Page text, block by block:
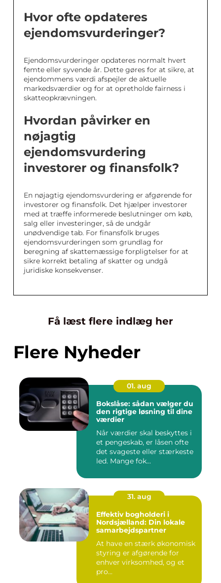
Hvor ofte opdateres
ejendomsvurderinger?
Ejendomsvurderinger opdateres normalt hvert
femte eller syvende år. Dette gøres for at sikre, at
ejendommens værdi afspejler de aktuelle
markedsværdier og for at opretholde fairness i
skatteopkrævningen.
Hvordan påvirker en
nøjagtig
ejendomsvurdering
investorer og finansfolk?
En nøjagtig ejendomsvurdering er afgørende for
investorer og finansfolk. Det hjælper investorer
med at træffe informerede beslutninger om køb,
salg eller investeringer, så de undgår
unødvendige tab. For finansfolk bruges
ejendomsvurderingen som grundlag for
beregning af skattemæssige forpligtelser for at
sikre korrekt betaling af skatter og undgå
juridiske konsekvenser.
Få læst flere indlæg her
Flere Nyheder
01. aug
Bokslåse: sådan vælger du
den rigtige løsning til dine
værdier
Når værdier skal beskyttes i
et pengeskab, er låsen ofte
det svageste eller stærkeste
led. Mange fok...
31. aug
Effektiv bogholderi i
Nordsjælland: Din lokale
samarbejdspartner
At have en stærk økonomisk
styring er afgørende for
enhver virksomhed, og et
pro...